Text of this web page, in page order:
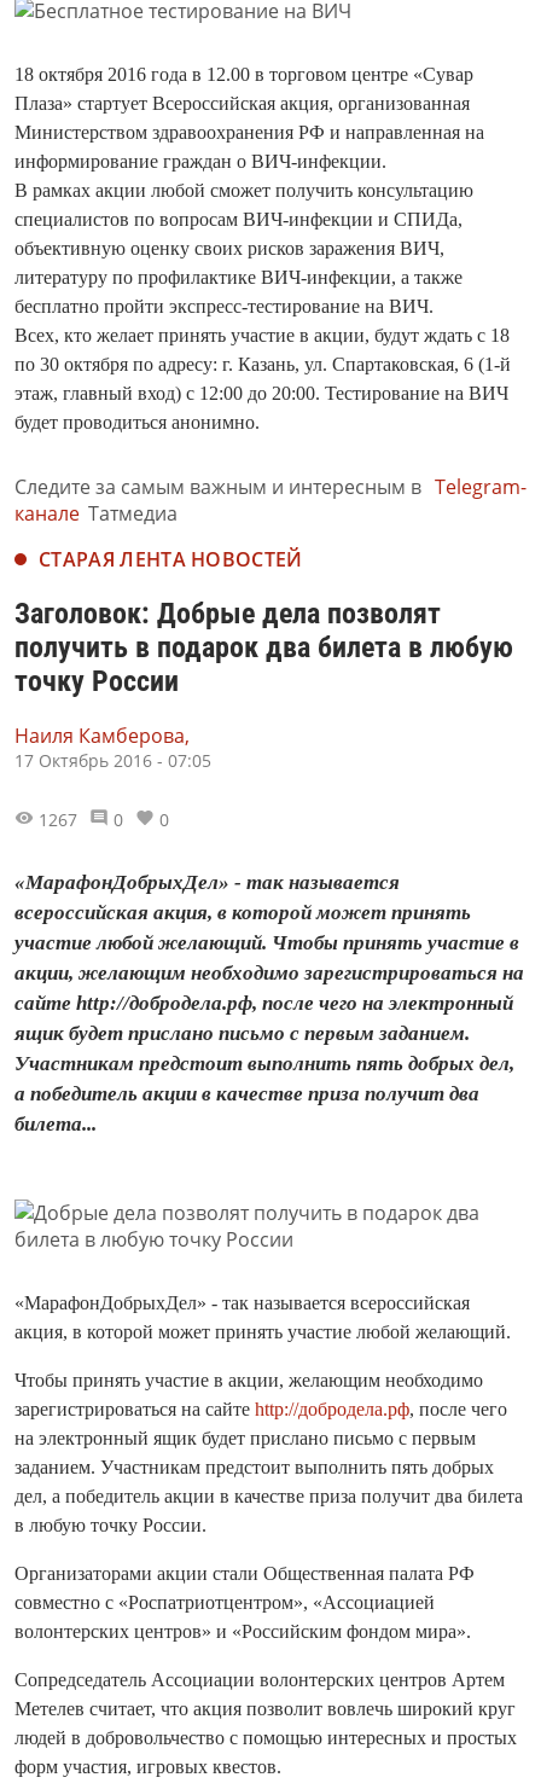
18 октября 2016 года в 12.00 в торговом центре «Сувар
Плаза» стартует Всероссийская акция, организованная
Министерством здравоохранения РФ и направленная на
информирование граждан о ВИЧ-инфекции.
В рамках акции любой сможет получить консультацию
специалистов по вопросам ВИЧ-инфекции и СПИДа,
объективную оценку своих рисков заражения ВИЧ,
литературу по профилактике ВИЧ-инфекции, а также
бесплатно пройти экспресс-тестирование на ВИЧ.
Всех, кто желает принять участие в акции, будут ждать с 18
по 30 октября по адресу: г. Казань, ул. Спартаковская, 6 (1-й
этаж, главный вход) с 12:00 до 20:00. Тестирование на ВИЧ
будет проводиться анонимно.
Следите за самым важным и интересным в Telegram-
канале Татмедиа
СТАРАЯ ЛЕНТА НОВОСТЕЙ
Заголовок: Добрые дела позволят
получить в подарок два билета в любую
точку России
Наиля Камберова,
17 Октябрь 2016 - 07:05
1267 0 0
«МарафонДобрыхДел» - так называется
всероссийская акция, в которой может принять
участие любой желающий. Чтобы принять участие в
акции, желающим необходимо зарегистрироваться на
сайте http://добродела.рф, после чего на электронный
ящик будет прислано письмо с первым заданием.
Участникам предстоит выполнить пять добрых дел,
а победитель акции в качестве приза получит два
билета...
«МарафонДобрыхДел» - так называется всероссийская
акция, в которой может принять участие любой желающий.
Чтобы принять участие в акции, желающим необходимо
зарегистрироваться на сайте http://добродела.рф, после чего
на электронный ящик будет прислано письмо с первым
заданием. Участникам предстоит выполнить пять добрых
дел, а победитель акции в качестве приза получит два билета
в любую точку России.
Организаторами акции стали Общественная палата РФ
совместно с «Роспатриотцентром», «Ассоциацией
волонтерских центров» и «Российским фондом мира».
Сопредседатель Ассоциации волонтерских центров Артем
Метелев считает, что акция позволит вовлечь широкий круг
людей в добровольчество с помощью интересных и простых
форм участия, игровых квестов.